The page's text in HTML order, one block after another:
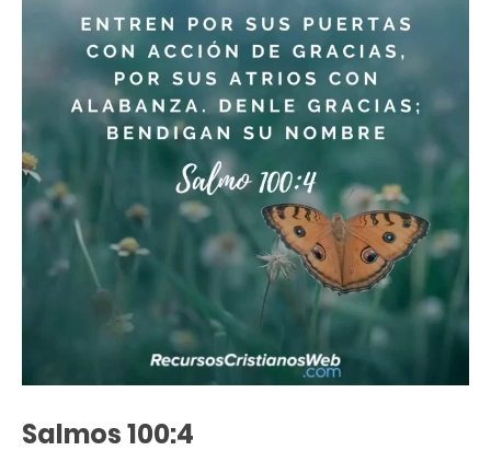
Salmos 100:4